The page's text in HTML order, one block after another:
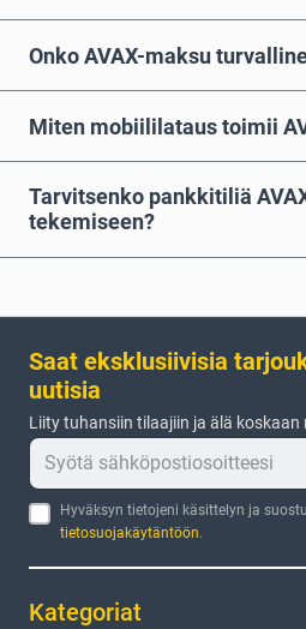
Onko AVAX-maksu
Miten mobiililataus toimii
Tarvitsenko pankkitiliä
tekemiseen?
Saat eksklusiivisia
uutisia
Liity tuhansiin tilaajiin ja älä
Hyväksyn tietojeni käsittelyn ja
tietosuojakäytäntöön.
Kategoriat